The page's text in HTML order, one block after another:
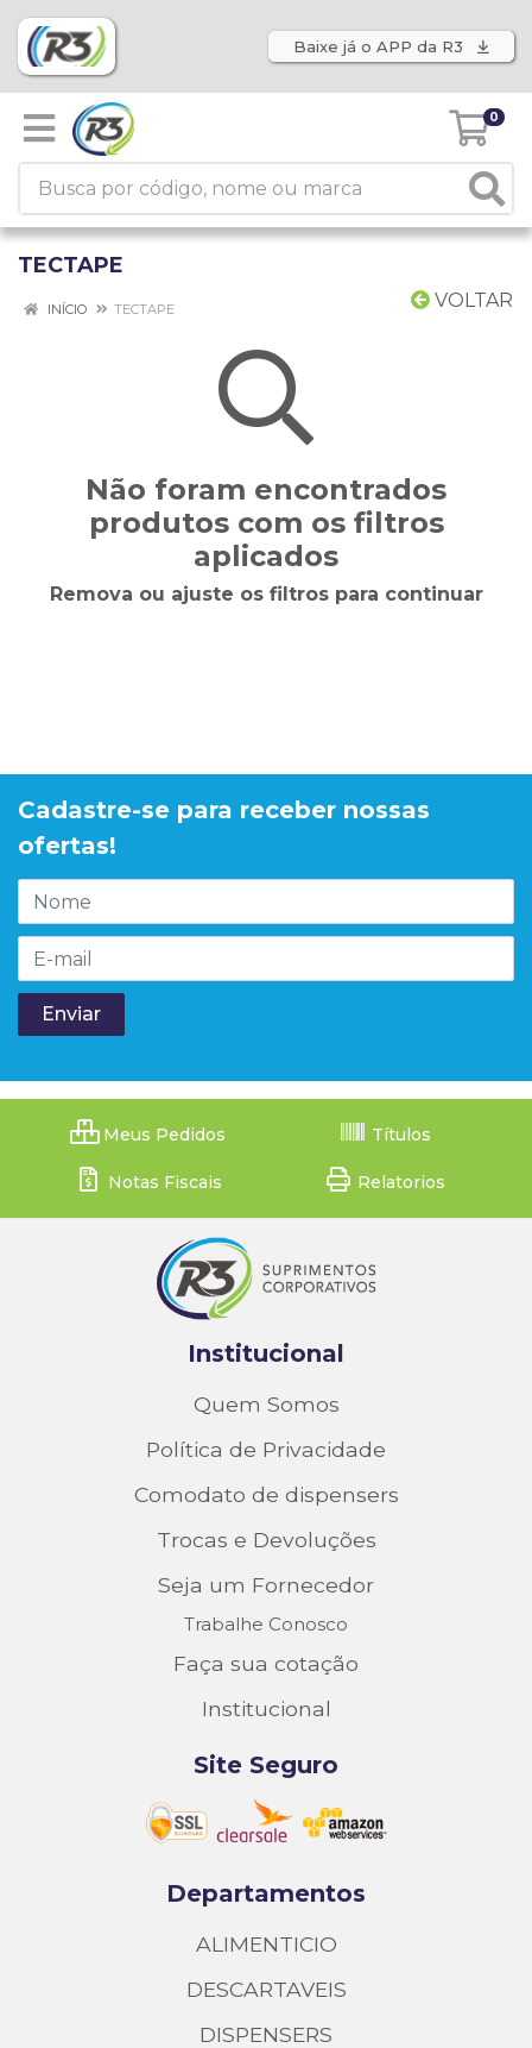
Baixe já o APP da R3
0
TECTAPE
VOLTAR
INÍCIO TECTAPE
Não foram encontrados
produtos com os filtros
aplicados
Remova ou ajuste os filtros para continuar
Cadastre-se para receber nossas
ofertas!
Meus Pedidos Títulos
Notas Fiscais Relatorios
Institucional
Quem Somos
Política de Privacidade
Comodato de dispensers
Trocas e Devoluções
Seja um Fornecedor
Trabalhe Conosco
Faça sua cotação
Institucional
Site Seguro
Departamentos
ALIMENTICIO
DESCARTAVEIS
DISPENSERS